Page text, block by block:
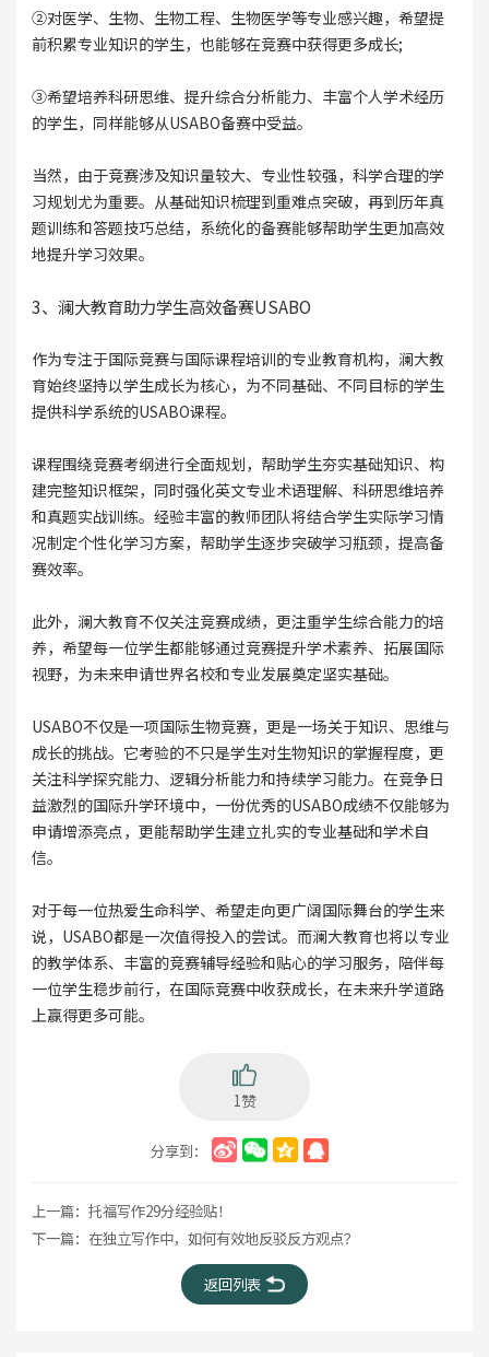
②对医学、生物、生物工程、生物医学等专业感兴趣，希望提
前积累专业知识的学生，也能够在竞赛中获得更多成长;
③希望培养科研思维、提升综合分析能力、丰富个人学术经历
的学生，同样能够从USABO备赛中受益。
当然，由于竞赛涉及知识量较大、专业性较强，科学合理的学
习规划尤为重要。从基础知识梳理到重难点突破，再到历年真
题训练和答题技巧总结，系统化的备赛能够帮助学生更加高效
地提升学习效果。
3、澜大教育助力学生高效备赛USABO
作为专注于国际竞赛与国际课程培训的专业教育机构，澜大教
育始终坚持以学生成长为核心，为不同基础、不同目标的学生
提供科学系统的USABO课程。
课程围绕竞赛考纲进行全面规划，帮助学生夯实基础知识、构
建完整知识框架，同时强化英文专业术语理解、科研思维培养
和真题实战训练。经验丰富的教师团队将结合学生实际学习情
况制定个性化学习方案，帮助学生逐步突破学习瓶颈，提高备
赛效率。
此外，澜大教育不仅关注竞赛成绩，更注重学生综合能力的培
养，希望每一位学生都能够通过竞赛提升学术素养、拓展国际
视野，为未来申请世界名校和专业发展奠定坚实基础。
USABO不仅是一项国际生物竞赛，更是一场关于知识、思维与
成长的挑战。它考验的不只是学生对生物知识的掌握程度，更
关注科学探究能力、逻辑分析能力和持续学习能力。在竞争日
益激烈的国际升学环境中，一份优秀的USABO成绩不仅能够为
申请增添亮点，更能帮助学生建立扎实的专业基础和学术自
信。
对于每一位热爱生命科学、希望走向更广阔国际舞台的学生来
说，USABO都是一次值得投入的尝试。而澜大教育也将以专业
的教学体系、丰富的竞赛辅导经验和贴心的学习服务，陪伴每
一位学生稳步前行，在国际竞赛中收获成长，在未来升学道路
上赢得更多可能。
1赞
分享到：
上一篇： 托福写作29分经验贴！
下一篇： 在独立写作中，如何有效地反驳反方观点？
返回列表